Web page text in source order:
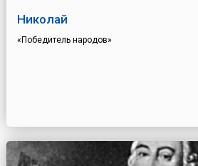
Николай
«Победитель народов»